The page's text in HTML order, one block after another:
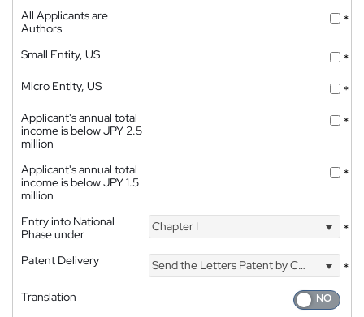
All Applicants are
Authors
*
Small Entity, US
*
Micro Entity, US
*
Applicant's annual total
income is below JPY 2.5
million
*
Applicant's annual total
income is below JPY 1.5
million
*
Entry into National
Phase under
Chapter I *
Patent Delivery Send the Letters Patent by Courier
*
Translation